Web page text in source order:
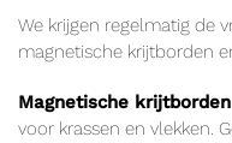
We krijgen regelmatig de
magnetische krijtborden
Magnetische krijtborden
voor krassen en vlekken.